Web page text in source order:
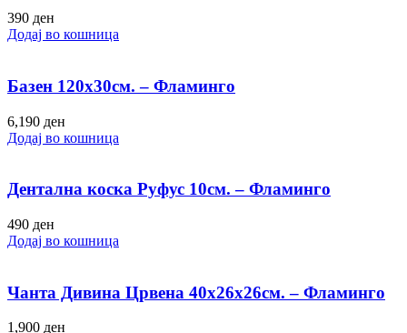
390 ден
Додај во кошница
Базен 120х30см. – Фламинго
6,190 ден
Додај во кошница
Дентална коска Руфус 10см. – Фламинго
490 ден
Додај во кошница
Чанта Дивина Црвена 40х26х26см. – Фламинго
1,900 ден